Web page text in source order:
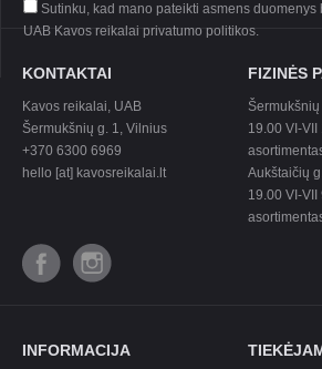
KONTAKTAI
Kavos reikalai, UAB
Šermukšnių g. 1, Vilnius
+370 6300 6969
hello [at] kavosreikalai.lt
FIZINĖS
19.00 VI-
Aukštaičių
19.00 VI-
Sutinku, kad mano pateikti asmens
UAB Kavos reikalai privatumo politikos.
INFORMACIJA